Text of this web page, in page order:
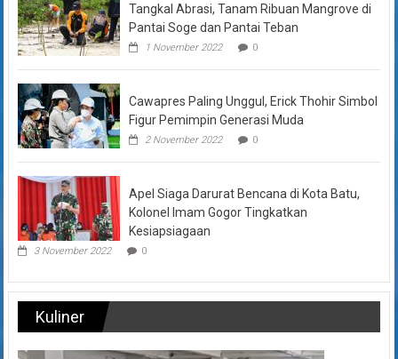
Tangkal Abrasi, Tanam Ribuan Mangrove di
Pantai Soge dan Pantai Teban
1 November 2022 0
Cawapres Paling Unggul, Erick Thohir Simbol
Figur Pemimpin Generasi Muda
2 November 2022 0
Apel Siaga Darurat Bencana di Kota Batu,
Kolonel Imam Gogor Tingkatkan
Kesiapsiagaan
3 November 2022 0
Kuliner